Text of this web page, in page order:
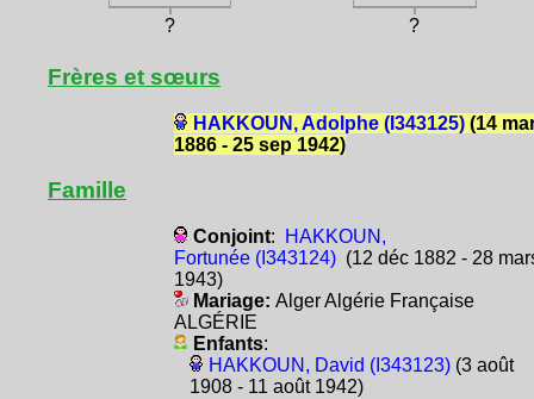
?
?
Frères et sœurs
HAKKOUN, Adolphe (I343125)(14
1886 - 25 sep 1942)
Famille
Conjoint:
HAKKOUN,
Fortunée (I343124)(12 déc 1882 - 28
1943)
Mariage: Alger Algérie Française
ALGÉRIE
Enfants:
HAKKOUN, David (I343123)(3 août
1908 - 11 août 1942)